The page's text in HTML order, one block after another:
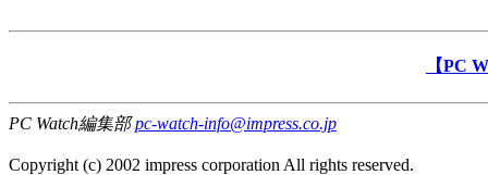
【PC
PC Watch編集部pc-watch-info@impress.co.jp
Copyright (c) 2002 impress corporation All rights reserved.